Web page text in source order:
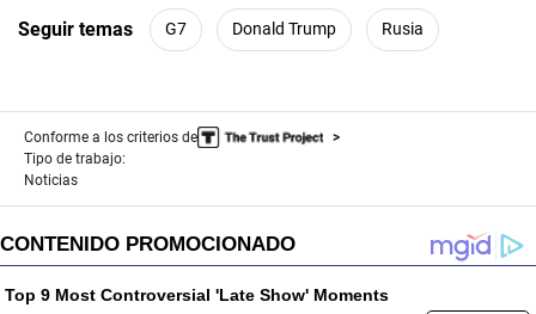
Seguir temas G7 Donald Trump Rusia
Conforme a los criterios de
Tipo de trabajo:
Noticias